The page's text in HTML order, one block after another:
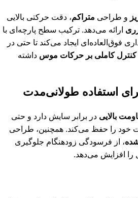
و طراحی متراکم، دقت حرکتی بالایی
ارائه می‌دهد. ترکیب سطح پارچه‌ای با
فوق‌العاده‌ای ایجاد می‌کند تا حتی در
کنترل کاملی بر حرکات موس داشته
استفاده طولانی‌مدت
بالایی در برابر سایش دارد و حتی
خود را حفظ می‌کند. همچنین، طراحی
، از فرسودگی زودهنگام جلوگیری
افزایش می‌دهد.